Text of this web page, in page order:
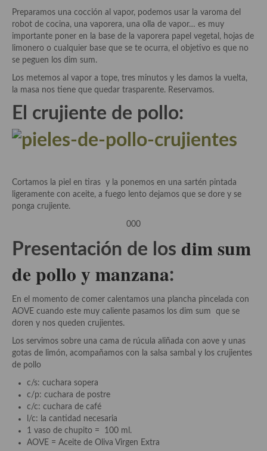
Cocina Valenciana
Cocina Vasca
Cocina Europea
Cocina Alemana
Cocina Austriaca
Cocina Belga
Cocina Bulgara
Cocina Danesa
Cocina de Polonia
Cocina de Ucrania
Cocina Eslovena
Cocina Francesa
Cocina Griega
Cocina Hungara
Cocina Irlanda
Cocina Italiana
Preparamos una cocción al vapor, podemos usar la varoma del
robot de cocina, una vaporera, una olla de vapor… es muy
importante poner en la base de la vaporera papel vegetal, hojas de
limonero o cualquier base que se te ocurra, el objetivo es que no
se peguen los dim sum.
Los metemos al vapor a tope, tres minutos y les damos la vuelta,
la masa nos tiene que quedar trasparente. Reservamos.
El crujiente de pollo:
Cortamos la piel en tiras y la ponemos en una sartén pintada
ligeramente con aceite, a fuego lento dejamos que se dore y se
ponga crujiente.
000
Presentación de los dim sum
de pollo y manzana:
En el momento de comer calentamos una plancha pincelada con
AOVE cuando este muy caliente pasamos los dim sum que se
doren y nos queden crujientes.
Los servimos sobre una cama de rúcula aliñada con aove y unas
gotas de limón, acompañamos con la salsa sambal y los crujientes
de pollo
c/s: cuchara sopera
c/p: cuchara de postre
c/c: cuchara de café
l/c: la cantidad necesaria
1 vaso de chupito = 100 ml.
AOVE = Aceite de Oliva Virgen Extra